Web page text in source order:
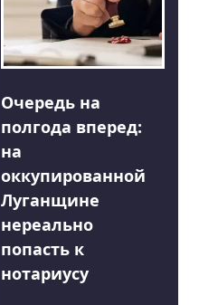
Очередь на
полгода вперед:
на
оккупированной
Луганщине
нереально
попасть к
нотариусу